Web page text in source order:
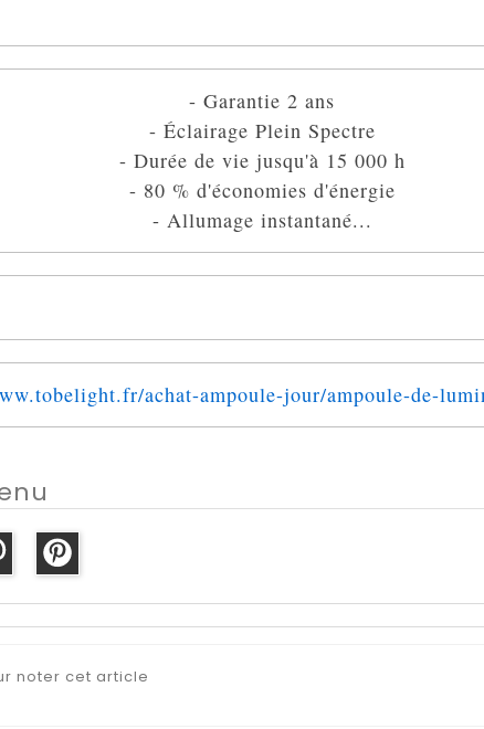
- Garantie 2 ans
- Éclairage Plein Spectre
- Durée de vie jusqu'à 15 000 h
- 80 % d'économies d'énergie
- Allumage instantané...
achat-ampoule-jour/ampoule-de-
noter cet article